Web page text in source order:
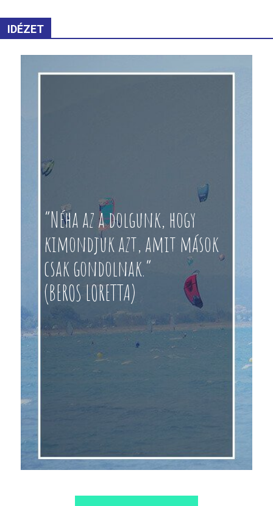
IDÉZET
“Néha az a dolgunk, hogy
kimondjuk azt, amit mások
csak gondolnak.”
(BEROS LORETTA)